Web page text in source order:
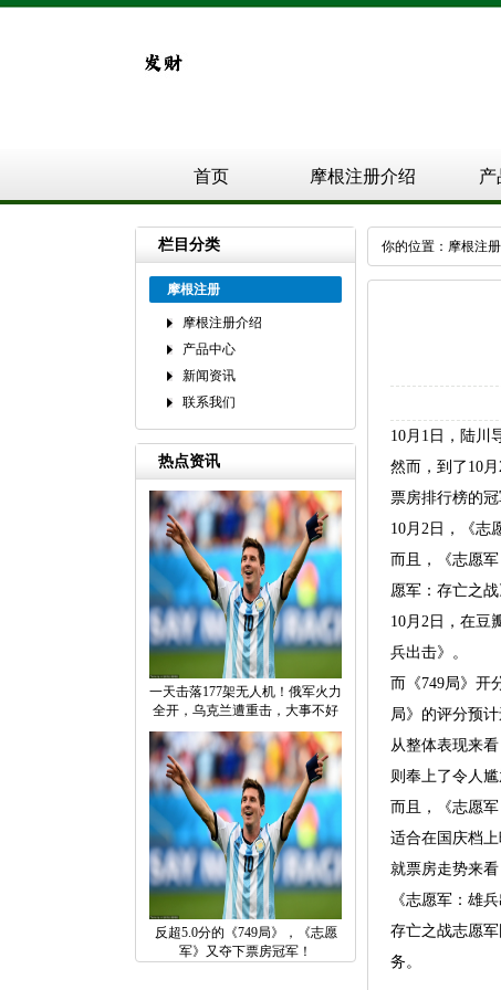
首页 摩根注册介绍 产
栏目分类
摩根注册
摩根注册介绍
产品中心
新闻资讯
联系我们
热点资讯
一天击落177架无人机！俄军火力
全开，乌克兰遭重击，大事不好
反超5.0分的《749局》，《志愿
军》又夺下票房冠军！
你的位置： 摩根注册
10月1日，陆川
然而，到了10
票房排行榜的冠
10月2日，《志
而且，《志愿
愿军：存亡之
10月2日，在豆
兵出击》。
而《749局》开
局》的评分预
从整体表现来
则奉上了令人尴
而且，《志愿
适合在国庆档上
就票房走势来
《志愿军：雄
存亡之战志愿
务。